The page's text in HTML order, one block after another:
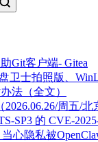
Git客户端- Gitea
卫士拍照版、
法（全文）
周五/北
SP3 的 CVE-
心隐私被